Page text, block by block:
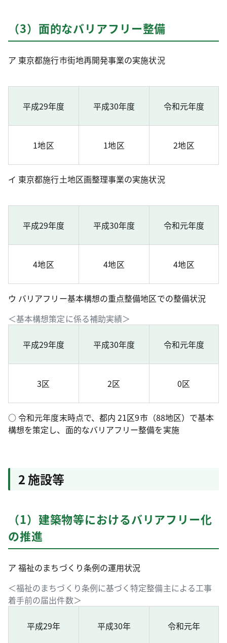
（3）面的なバリアフリー整備
ア 東京都施行市街地再開発事業の実施状況
平成29年度 平成30年度 令和元年度
1地区 1地区 2地区
イ 東京都施行土地区画整理事業の実施状況
平成29年度 平成30年度 令和元年度
4地区 4地区 4地区
ウ バリアフリー基本構想の重点整備地区での整備状況
＜基本構想策定に係る補助実績＞
平成29年度 平成30年度 令和元年度
3区 2区 0区
○ 令和元年度末時点で、都内 21区9市（88地区）で基本
構想を策定し、面的なバリアフリー整備を実施
2 施設等
（1）建築物等におけるバリアフリー化
の推進
ア 福祉のまちづくり条例の運用状況
＜福祉のまちづくり条例に基づく特定整備主による工事
着手前の届出件数＞
平成29年 平成30年 令和元年